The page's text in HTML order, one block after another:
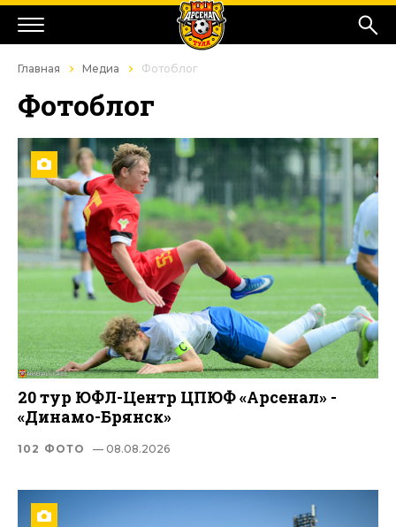
Главная Медиа Фотоблог
Фотоблог
20 тур ЮФЛ-Центр ЦПЮФ «Арсенал» -
«Динамо-Брянск»
102 ФОТО — 08.08.2026